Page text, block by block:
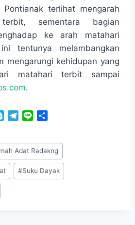
Pontianak terlihat mengarah
sementara bagian
ke arah matahari
tentunya melambangkan
mengarungi kehidupan yang
matahari terbit sampai
.
p
e
e
g
r
a
e
r
e
Adat Radakng
#Suku Dayak